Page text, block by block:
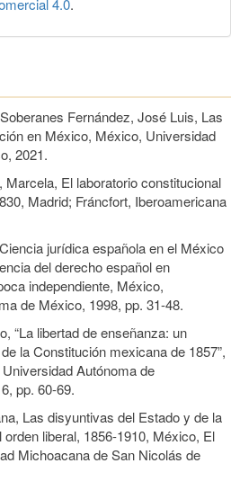
4.0.
Fernández, José Luis, Las
en México, México, Universidad
2021.
El laboratorio constitucional
Madrid; Fráncfort, Iberoamericana
jurídica española en el México
del derecho español en
independiente, México,
de México, 1998, pp. 31-48.
“La libertad de enseñanza: un
la Constitución mexicana de 1857”,
Autónoma de
pp. 60-69.
Las disyuntivas del Estado y de la
liberal, 1856-1910, México, El
Michoacana de San Nicolás de